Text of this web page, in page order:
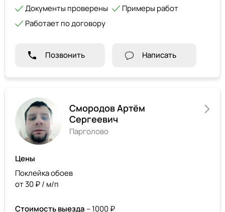
Документы проверены
Примеры работ
Работает по договору
Позвонить Написать
Смородов Артём
Сергеевич
Парголово
Цены
Поклейка обоев
от 30 ₽ / м/п
Стоимость выезда – 1000 ₽